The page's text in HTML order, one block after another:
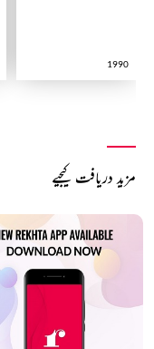
1990
مزید دریافت کیجیے